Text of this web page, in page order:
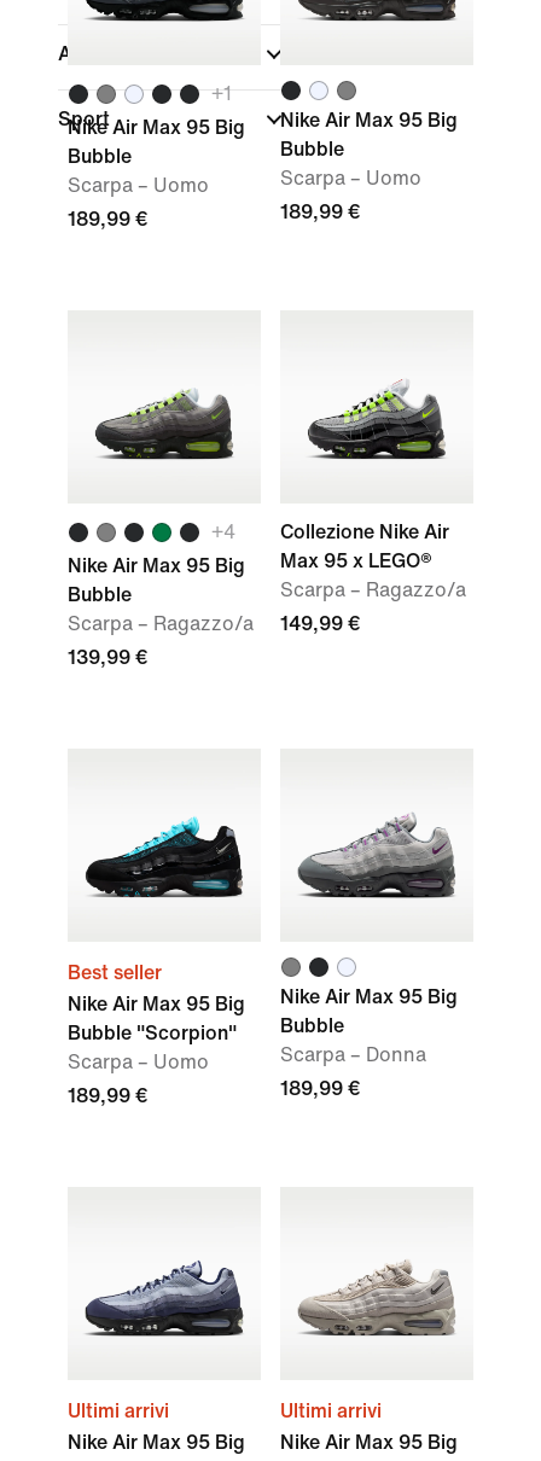
Altezza scarpa
Sport
+1
Nike Air Max 95 Big
Bubble
Scarpa – Uomo
189,99 €
Nike Air Max 95 Big
Bubble
Scarpa – Uomo
189,99 €
+4
Nike Air Max 95 Big
Bubble
Scarpa – Ragazzo/a
139,99 €
Collezione Nike Air
Max 95 x LEGO®
Scarpa – Ragazzo/a
149,99 €
Best seller
Nike Air Max 95 Big
Bubble "Scorpion"
Scarpa – Uomo
189,99 €
Nike Air Max 95 Big
Bubble
Scarpa – Donna
189,99 €
Ultimi arrivi
Nike Air Max 95 Big
Ultimi arrivi
Nike Air Max 95 Big